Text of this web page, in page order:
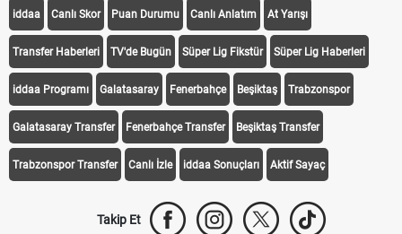
iddaa Canlı Skor Puan Durumu Canlı Anlatım At Yarışı
Transfer Haberleri TV'de Bugün Süper Lig Fikstür Süper Lig Haberleri
iddaa Programı Galatasaray Fenerbahçe Beşiktaş Trabzonspor
Galatasaray Transfer Fenerbahçe Transfer Beşiktaş Transfer
Trabzonspor Transfer Canlı İzle iddaa Sonuçları Aktif Sayaç
Takip Et